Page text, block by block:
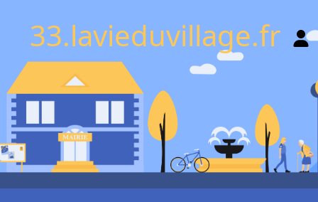
33.lavieduvillage.fr